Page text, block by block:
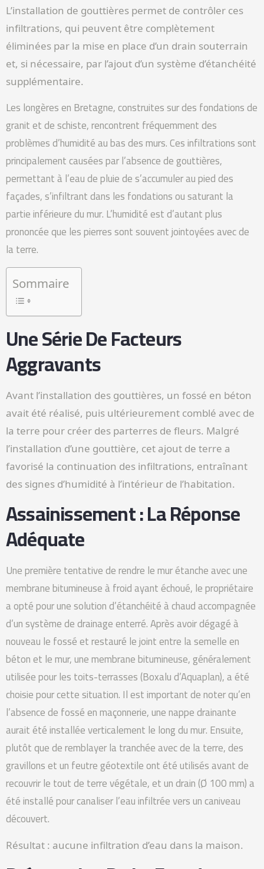
L’installation de gouttières permet de contrôler ces
infiltrations, qui peuvent être complètement
éliminées par la mise en place d’un drain souterrain
et, si nécessaire, par l’ajout d’un système d’étanchéité
supplémentaire.
Les longères en Bretagne, construites sur des fondations de
granit et de schiste, rencontrent fréquemment des
problèmes d’humidité au bas des murs. Ces infiltrations sont
principalement causées par l’absence de gouttières,
permettant à l’eau de pluie de s’accumuler au pied des
façades, s’infiltrant dans les fondations ou saturant la
partie inférieure du mur. L’humidité est d’autant plus
prononcée que les pierres sont souvent jointoyées avec de
la terre.
Sommaire
Une Série De Facteurs
Aggravants
Avant l’installation des gouttières, un fossé en béton
avait été réalisé, puis ultérieurement comblé avec de
la terre pour créer des parterres de fleurs. Malgré
l’installation d’une gouttière, cet ajout de terre a
favorisé la continuation des infiltrations, entraînant
des signes d’humidité à l’intérieur de l’habitation.
Assainissement : La Réponse
Adéquate
Une première tentative de rendre le mur étanche avec une
membrane bitumineuse à froid ayant échoué, le propriétaire
a opté pour une solution d’étanchéité à chaud accompagnée
d’un système de drainage enterré. Après avoir dégagé à
nouveau le fossé et restauré le joint entre la semelle en
béton et le mur, une membrane bitumineuse, généralement
utilisée pour les toits-terrasses (Boxalu d’Aquaplan), a été
choisie pour cette situation. Il est important de noter qu’en
l’absence de fossé en maçonnerie, une nappe drainante
aurait été installée verticalement le long du mur. Ensuite,
plutôt que de remblayer la tranchée avec de la terre, des
gravillons et un feutre géotextile ont été utilisés avant de
recouvrir le tout de terre végétale, et un drain (Ø 100 mm) a
été installé pour canaliser l’eau infiltrée vers un caniveau
découvert.
Résultat : aucune infiltration d’eau dans la maison.